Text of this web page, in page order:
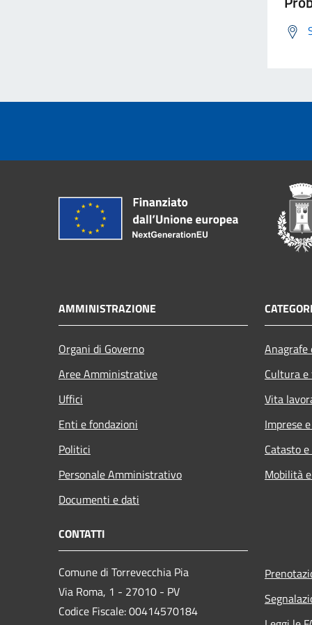
AMMINISTRAZIONE
Organi di Governo
Aree Amministrative
Uffici
Enti e fondazioni
Politici
Personale Amministrativo
Documenti e dati
Cultura
Vita
Imprese
Catasto
Mobilità
CONTATTI
Comune di Torrevecchia Pia
Via Roma, 1 - 27010 - PV
Codice Fiscale: 00414570184